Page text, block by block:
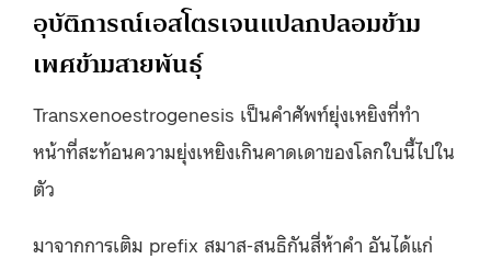
อุบัติการณ์เอสโตรเจนแปลกปลอมข้าม
เพศข้ามสายพันธุ์
Transxenoestrogenesis เป็นคำศัพท์ยุ่งเหยิงที่ทำ
หน้าที่สะท้อนความยุ่งเหยิงเกินคาดเดาของโลกใบนี้ไปใน
ตัว
มาจากการเติม prefix สมาส-สนธิกันสี่ห้าคำ อันได้แก่